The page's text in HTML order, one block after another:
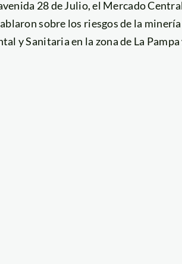
28 de Julio, el Mercado
sobre los riesgos de la
y Sanitaria en la zona de La